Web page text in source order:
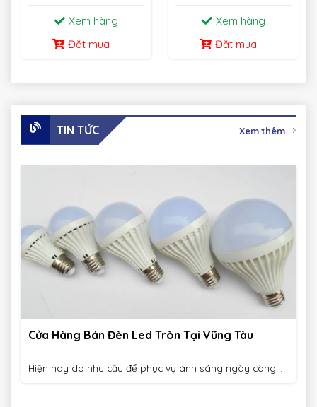
Xem hàng
Đặt mua
Xem hàng
Đặt mua
TIN TỨC Xem thêm
Cửa Hàng Bán Đèn Led Tròn Tại Vũng Tàu
Hiện nay do nhu cầu để phục vụ ánh sáng ngày càng...